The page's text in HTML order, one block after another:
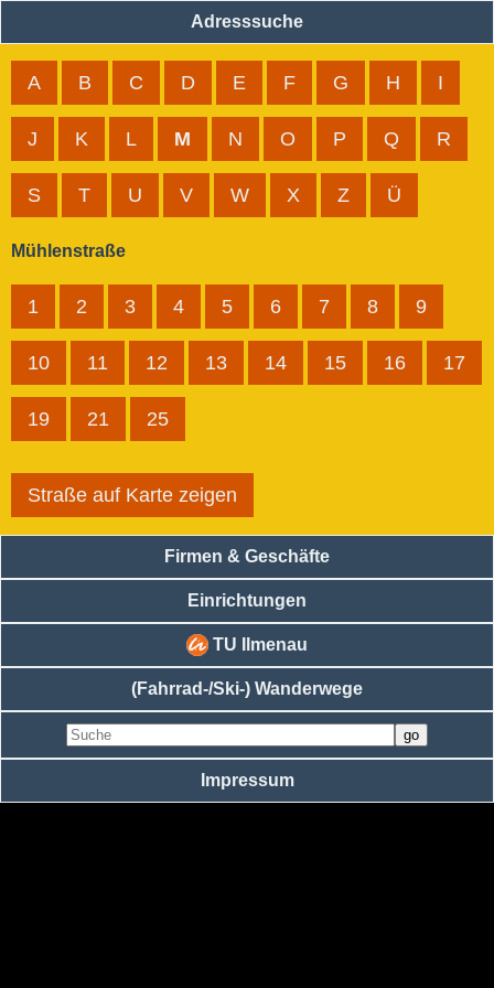
Adresssuche
A B C D E F G H I
J K L M N O P Q R
S T U V W X Z Ü
Mühlenstraße
1 2 3 4 5 6 7 8 9
10 11 12 13 14 15 16 17
19 21 25
Straße auf Karte zeigen
Firmen & Geschäfte
Einrichtungen
TU Ilmenau
(Fahrrad-/Ski-) Wanderwege
Impressum